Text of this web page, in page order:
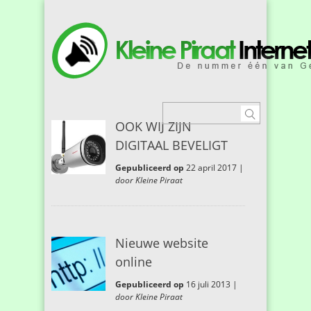
OOK WIJ ZIJN
DIGITAAL BEVELIGT
Gepubliceerd op 22 april 2017 |
door Kleine Piraat
Nieuwe website
online
Gepubliceerd op 16 juli 2013 |
door Kleine Piraat